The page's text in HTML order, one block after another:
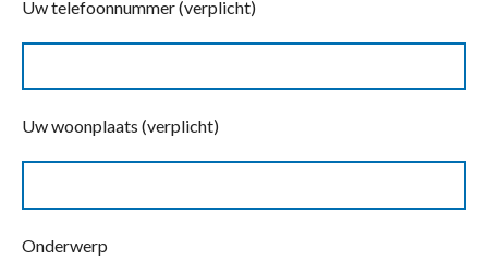
Uw telefoonnummer (verplicht)
Uw woonplaats (verplicht)
Onderwerp